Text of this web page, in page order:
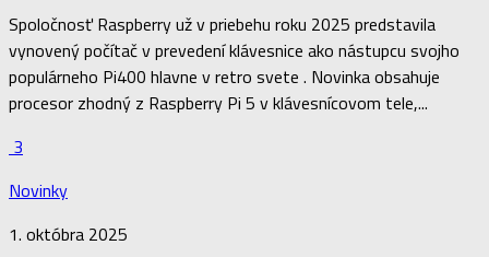
Spoločnosť Raspberry už v priebehu roku 2025 predstavila
vynovený počítač v prevedení klávesnice ako nástupcu svojho
populárneho Pi400 hlavne v retro svete . Novinka obsahuje
procesor zhodný z Raspberry Pi 5 v klávesnícovom tele,...
3
Novinky
1. októbra 2025